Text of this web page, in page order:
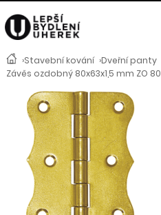
›Stavební kování ›Dveřní panty
Závěs ozdobný 80x63x1,5 mm ZO 80